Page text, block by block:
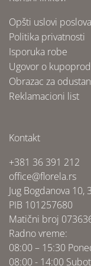
Opšti uslovi
Politika privatnosti
Isporuka robe
Ugovor o
Obrazac za
Reklamacioni list
Kontakt
+381 36 391 212
office@florela.rs
Jug Bogdanova
PIB 101257680
Matični broj
Radno vreme:
08:00 – 15:30
08:00 - 14:00